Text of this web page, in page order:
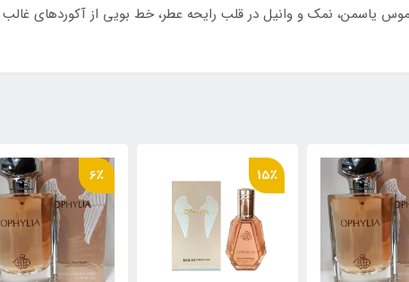
یاسمن، نمک و وانیل در قلب رایحه عطر، خط بویی از آکوردهای